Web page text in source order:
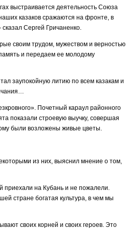
выстраивается деятельность Союза
казаков сражаются на фронте, в
Сергей Гричаненко.
своим трудом, мужеством и верностью
и передаем ее молодому
заупокойную литию по всем казакам и
Почетный караул районного
показали строевую выучку, совершая
были возложены живые цветы.
из них, выяснил мнение о том,
приехали на Кубань и не пожалели.
стране богатая культура, в чем мы
своих корней и своих героев. Это